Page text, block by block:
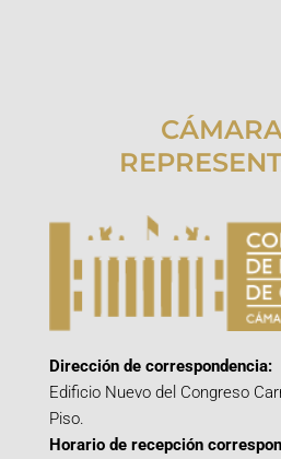
Dirección de correspondencia:
Edificio Nuevo del Congreso
Piso.
Horario de recepción